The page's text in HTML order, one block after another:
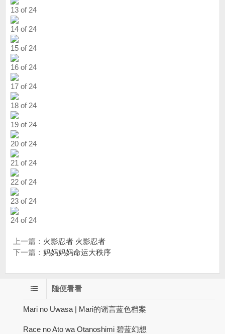
13 of 24
14 of 24
15 of 24
16 of 24
17 of 24
18 of 24
19 of 24
20 of 24
21 of 24
22 of 24
23 of 24
24 of 24
上一篇： 火影忍者 火影忍者
下一篇： 妈妈妈妈命运大秩序
随便看看
Mari no Uwasa | Mari的谣言蓝色档案
Race no Ato wa Otanoshimi 碧蓝幻想